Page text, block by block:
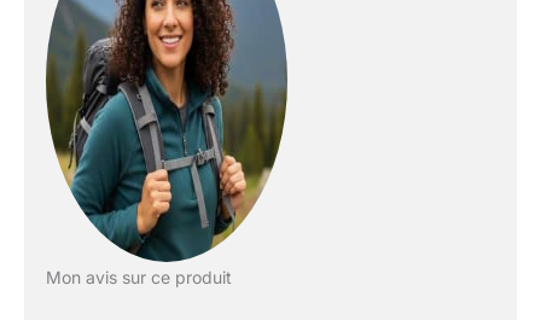
l'abréviation du
polyéthylène à poids
moléculaire ultra
élevé. Ces fibres sont
faites de chaînes en
polyéthylène extra
longues. Les
caractéristiques de
Mon avis sur ce produit